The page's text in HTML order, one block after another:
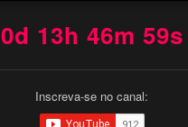
0d 13h 46m 58s
Inscreva-se no canal: